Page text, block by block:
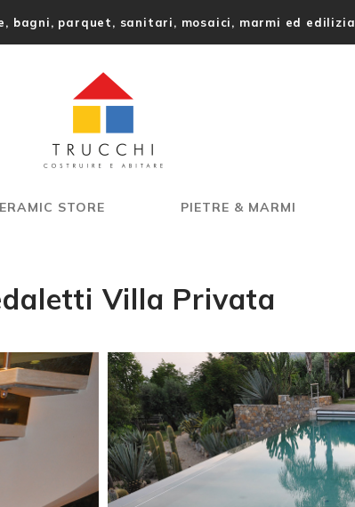
bagni, parquet, sanitari, mosaici, marmi ed edilizia
STORE PIETRE & MARMI
Villa Privata